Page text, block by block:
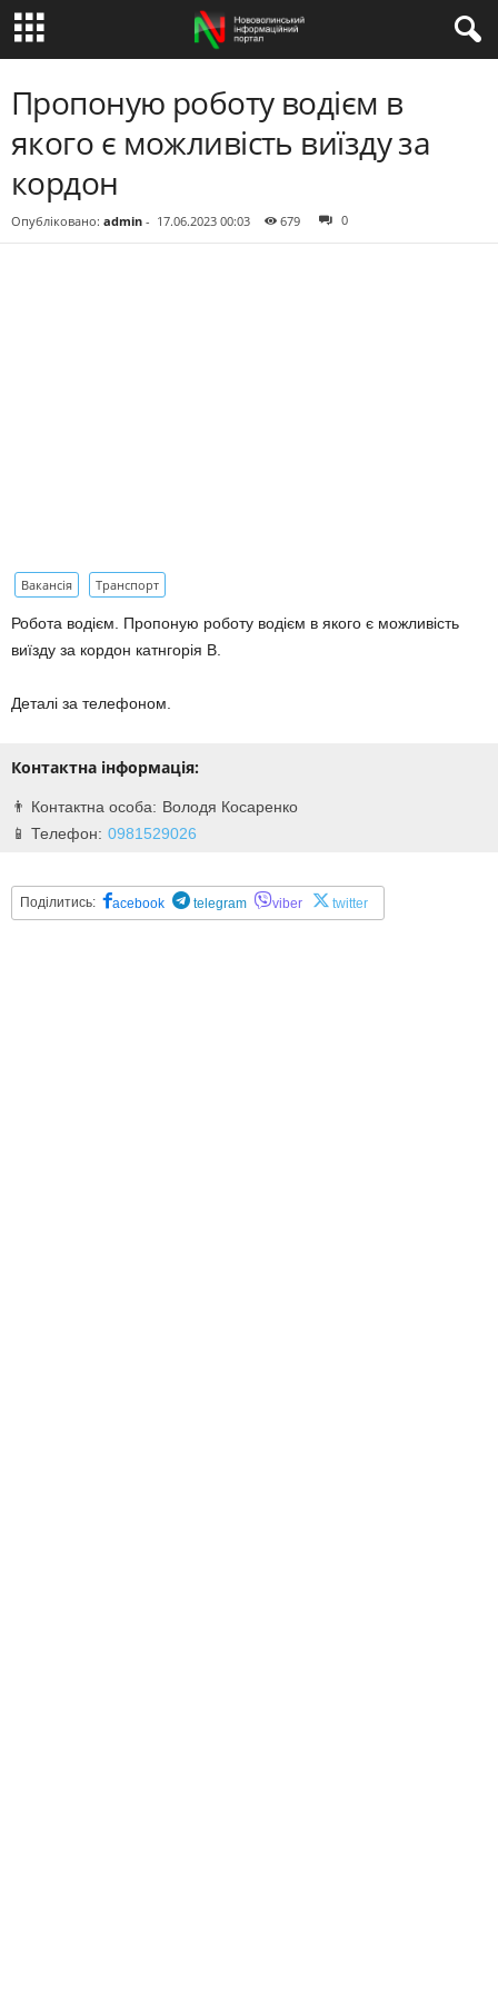
Пропоную роботу водієм в
якого є можливість виїзду за
кордон
Опубліковано: admin - 17.06.2023 00:03 679 0
Вакансія Транспорт
Робота водієм. Пропоную роботу водієм в якого є можливість
виїзду за кордон катнгорія В.
Деталі за телефоном.
Контактна інформація:
Володя Косаренко
0981529026
Поділитись: acebook telegram viber twitter